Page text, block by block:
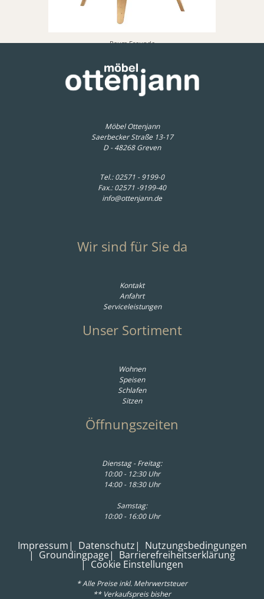
Raum.Freunde
622,00 € *
Möbel Ottenjann
Saerbecker Straße 13-17
D - 48268 Greven
Tel.:02571 - 9199-0
Fax.: 02571 -9199-40
info@ottenjann.de
Wir sind für Sie da
Kontakt
Anfahrt
Serviceleistungen
Unser Sortiment
Wohnen
Speisen
Schlafen
Sitzen
Öffnungszeiten
Dienstag - Freitag:
10:00 - 12:30 Uhr
14:00 - 18:30 Uhr
Samstag:
10:00 - 16:00 Uhr
Impressum Datenschutz Nutzungsbedingungen
Groundingpage Barrierefreiheitserklärung
Cookie Einstellungen
* Alle Preise inkl. Mehrwertsteuer
** Verkaufspreis bisher